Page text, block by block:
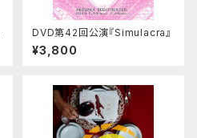
DVD第42回公演『Simulacra』
¥3,800